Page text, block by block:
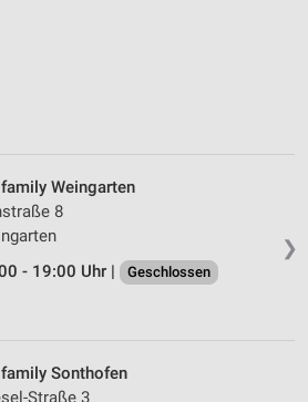
❯
Weingarten
8
- 19:00 Uhr |
Geschlossen
Sonthofen